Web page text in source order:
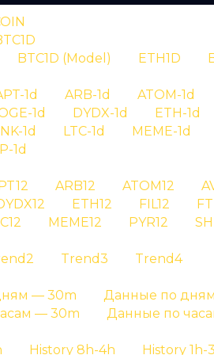
BTC1D (Model)
ETH1D
1d ARB-1d ATOM-1d
1d DYDX-1d ETH-1d
1d LTC-1d MEME-1d
1d
ARB12 ATOM12
ETH12 FIL12
MEME12 PYR12
Trend3
Trend4
— 30m
Данные по
— 30m
Данные по
History 8h-4h History 1h-
сигнала apt id 9 -